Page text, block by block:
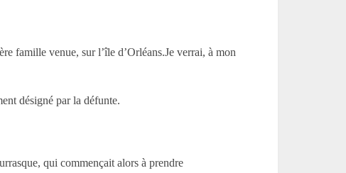
famille venue, sur l’île d’Orléans.Je verrai, à mon
désigné par la défunte.
qui commençait alors à prendre